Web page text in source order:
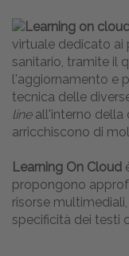
virtuale dedicato ai
sanitario, tramite il
l'aggiornamento e
tecnica delle
lineall'interno della
arricchiscono di
Learning On Cloud
propongono
risorse
specificità dei testi